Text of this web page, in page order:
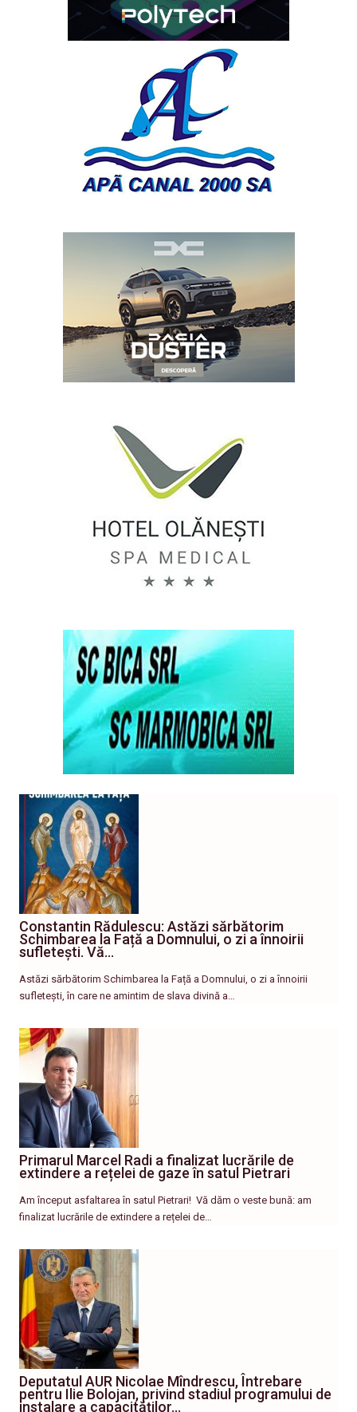
Constantin Rădulescu: Astăzi sărbătorim
Schimbarea la Față a Domnului, o zi a înnoirii
sufletești. Vă…
Astăzi sărbătorim Schimbarea la Față a Domnului, o zi a înnoirii
sufletești, în care ne amintim de slava divină a…
Primarul Marcel Radi a finalizat lucrările de
extindere a rețelei de gaze în satul Pietrari
Am început asfaltarea în satul Pietrari! ​ Vă dăm o veste bună: am
finalizat lucrările de extindere a rețelei de…
Deputatul AUR Nicolae Mîndrescu, Întrebare
pentru Ilie Bolojan, privind stadiul programului de
instalare a capacităților…